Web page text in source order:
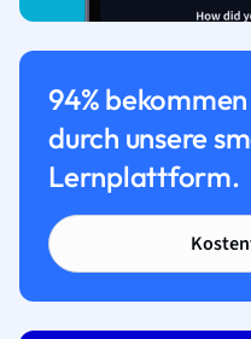
94%
durch unsere
Lernplattform.